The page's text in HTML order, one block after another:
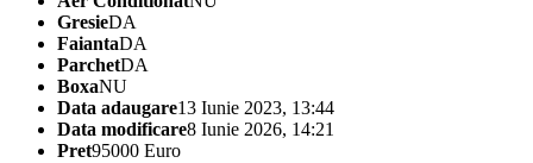
GresieDA
FaiantaDA
ParchetDA
BoxaNU
Data adaugare13 Iunie 2023, 13:44
Data modificare8 Iunie 2026, 14:21
Pret95000 Euro